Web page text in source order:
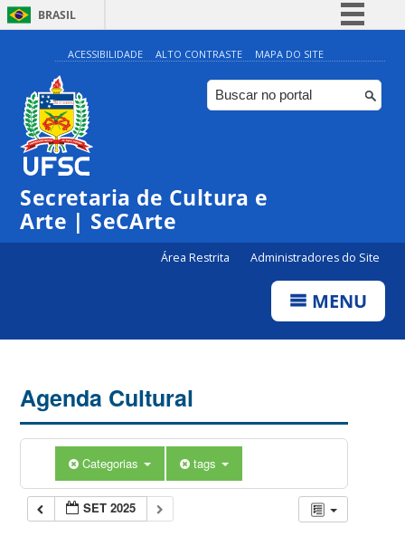
BRASIL
Simplifique!
Comunica BR
Participe
ACESSIBILIDADE ALTO CONTRASTE MAPA DO SITE
Secretaria de Cultura e
Arte | SeCArte
Área Restrita Administradores do Site
MENU
Agenda Cultural
Categorias tags
SET 2025